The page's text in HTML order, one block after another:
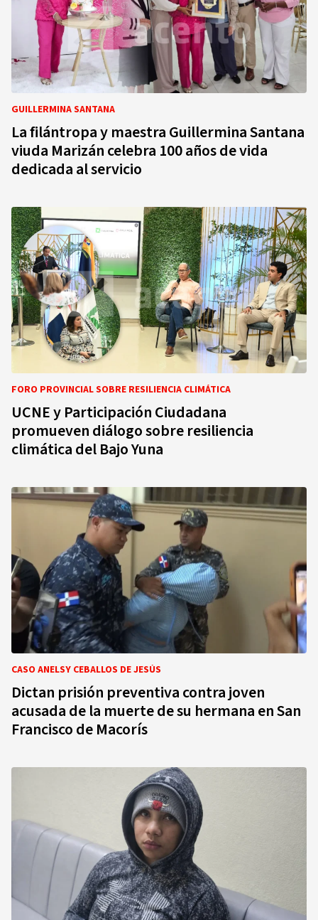
GUILLERMINA SANTANA
La filántropa y maestra Guillermina Santana
viuda Marizán celebra 100 años de vida
dedicada al servicio
FORO PROVINCIAL SOBRE RESILIENCIA CLIMÁTICA
UCNE y Participación Ciudadana
promueven diálogo sobre resiliencia
climática del Bajo Yuna
CASO ANELSY CEBALLOS DE JESÚS
Dictan prisión preventiva contra joven
acusada de la muerte de su hermana en San
Francisco de Macorís